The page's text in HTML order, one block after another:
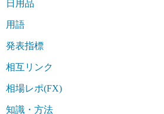
日用品
用語
発表指標
相互リンク
相場レポ(FX)
知識・方法